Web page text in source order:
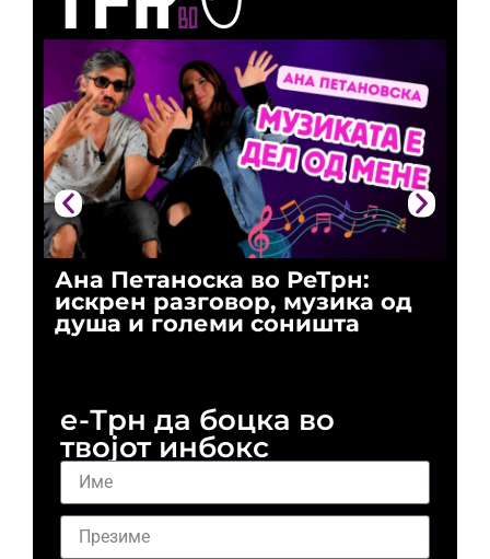
Ана Петаноска во РеТрн:
искрен разговор, музика од
душа и големи соништа
е-Трн да боцка во
твојот инбокс